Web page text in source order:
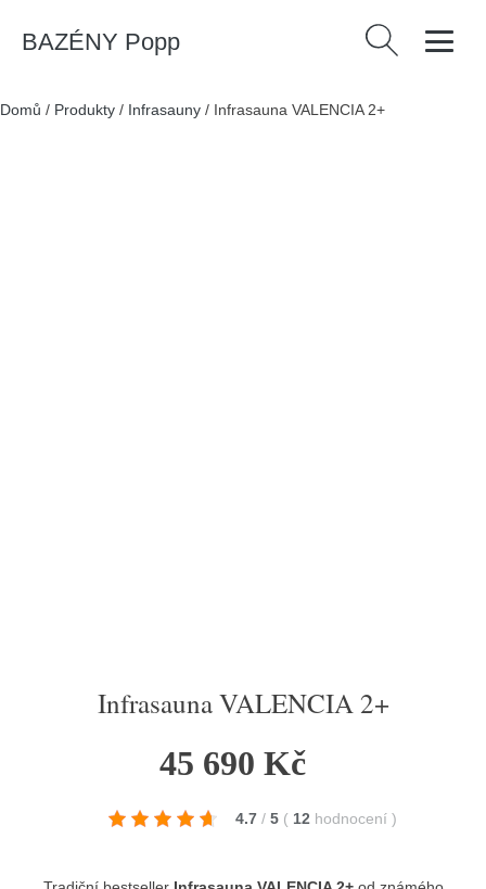
BAZÉNY Popp Vyhledávání
Domů / Produkty / Infrasauny / Infrasauna VALENCIA 2+
Infrasauna VALENCIA 2+
45 690 Kč
4.7 / 5 ( 12 hodnocení )